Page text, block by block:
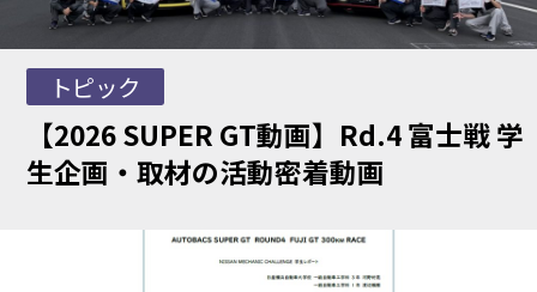
トピック
【2026 SUPER GT動画】Rd.4 富士戦 学
生企画・取材の活動密着動画